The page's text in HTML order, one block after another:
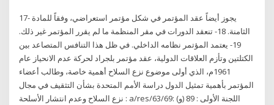
17- يجوز أيضاً عقد المؤتمر في شكل مؤتمر استعراضي، وفقاً للمادة
الثامنة. 18- تنعقد الدورات في مقر المنظمة ما لم يقرر المؤتمر غير ذلك.
19- يعتمد المؤتمر نظامه الداخلي. في ظل هذا التنافس المتصاعد بين
الكتلتين وتأزم العلاقات الدولية، عقد مؤتمر بلجراد لحركة عدم الانحياز عام
1961م، الذي أولى موضوع نزع السلاح أهمية خاصة، وطالب أعضاء
المؤتمر بأهمية تمثيل الدول دراسة الأمم المتحدة بشأن التثقيف في مجال
نزع السلاح وعدم انتشار الأسلحة : a/res/63/69: اللجنة الأولى : 89 (و)